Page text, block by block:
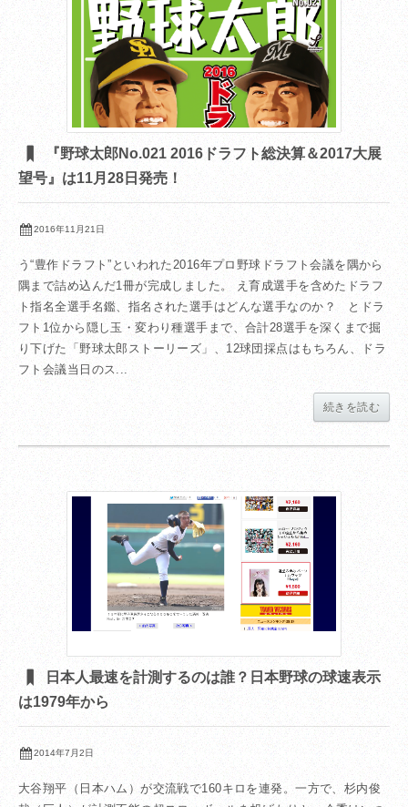
『野球太郎No.021 2016ドラフト総決算＆2017大展
望号』は11月28日発売！
2016年11月21日
う“豊作ドラフト”といわれた2016年プロ野球ドラフト会議を隅から
隅まで詰め込んだ1冊が完成しました。 え育成選手を含めたドラフ
ト指名全選手名鑑、指名された選手はどんな選手なのか？ とドラ
フト1位から隠し玉・変わり種選手まで、合計28選手を深くまで掘
り下げた「野球太郎ストーリーズ」、12球団採点はもちろん、ドラ
フト会議当日のス...
続きを読む
日本人最速を計測するのは誰？日本野球の球速表示
は1979年から
2014年7月2日
大谷翔平（日本ハム）が交流戦で160キロを連発。一方で、杉内俊